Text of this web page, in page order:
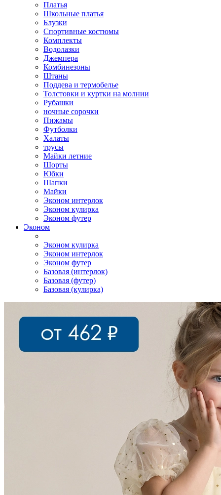
Платья
Школьные платья
Блузки
Спортивные костюмы
Комплекты
Водолазки
Джемпера
Комбинезоны
Штаны
Поддева и термобелье
Толстовки и куртки на молнии
Рубашки
ночные сорочки
Пижамы
Футболки
Халаты
трусы
Майки летние
Шорты
Юбки
Шапки
Майки
Эконом интерлок
Эконом кулирка
Эконом футер
Эконом
Эконом кулирка
Эконом интерлок
Эконом футер
Базовая (интерлок)
Базовая (футер)
Базовая (кулирка)